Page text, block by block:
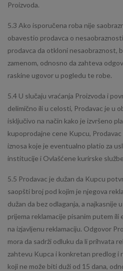
Proizvoda.
5.3 Ako isporučena roba nije
obavestio prodavca o
prodavca da otkloni nesaobraznost,
zamenom, odnosno da zahteva
raskine ugovor u pogledu te robe.
5.4 U slučaju vraćanja Proizvoda i
delimično ili u celosti, Prodavac je u
isključivo na način kako je izvršeno
kupoprodajne cene Kupcu,
iznosa koje je eventualno platio za
institucije i Ovlašćene kurirske
5.5 Prodavac je dužan da Kupcu
saopšti broj pod kojim je njegova
dužan da bez odlaganja, a najkasnije
prijema reklamacije pisanim putem
na izjavljenu reklamaciju. Odgovor
mora da sadrži odluku da li prihvata
zahtevu Kupca i konkretan predlog i
koji ne može biti duži od 15 dana,